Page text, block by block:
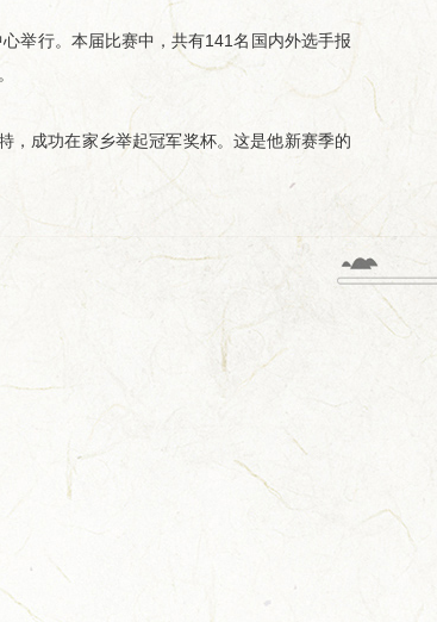
举行。本届比赛中，共有141名国内外选手报
成功在家乡举起冠军奖杯。这是他新赛季的